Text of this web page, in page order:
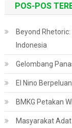
POS-POS
Beyond
Indonesia
Gelombang
El Nino
BMKG Petakan
Masyarakat Adat